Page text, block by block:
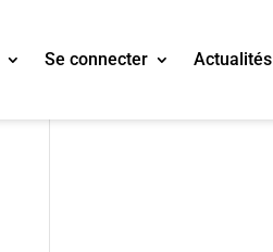
Se connecter Actualités